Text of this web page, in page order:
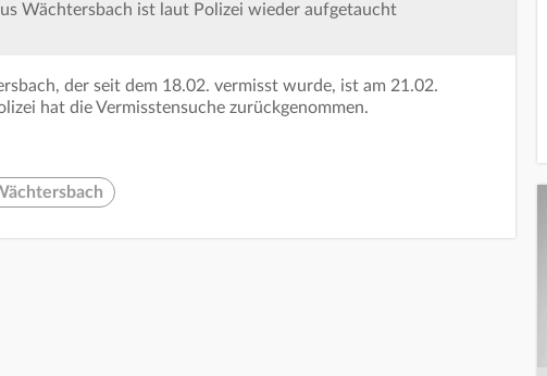
Wächtersbach ist laut Polizei wieder aufgetaucht
der seit dem 18.02. vermisst wurde, ist am 21.02.
hat die Vermisstensuche zurückgenommen.